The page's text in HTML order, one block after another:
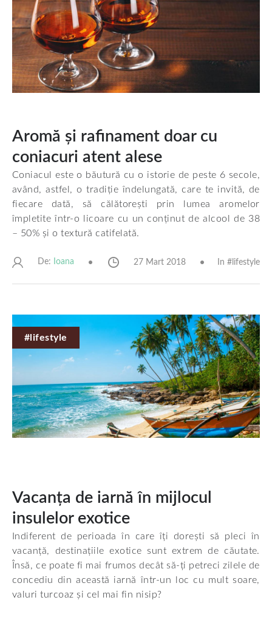
Aromă și rafinament doar cu
coniacuri atent alese
Coniacul este o băutură cu o istorie de peste 6 secole,
având, astfel, o tradiție îndelungată, care te invită, de
fiecare dată, să călătorești prin lumea aromelor
împletite într-o licoare cu un conținut de alcool de 38
– 50% și o textură catifelată.
De: Ioana 27 Mart 2018 In # lifestyle
#lifestyle
Vacanța de iarnă în mijlocul
insulelor exotice
Indiferent de perioada în care îți dorești să pleci în
vacanță, destinațiile exotice sunt extrem de căutate.
Însă, ce poate fi mai frumos decât să-ți petreci zilele de
concediu din această iarnă într-un loc cu mult soare,
valuri turcoaz și cel mai fin nisip?